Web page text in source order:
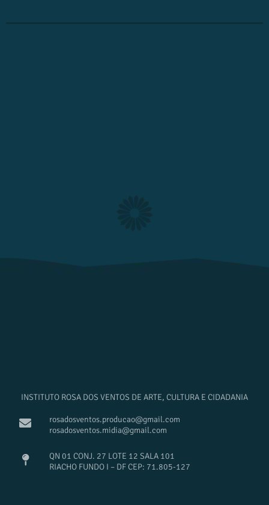
INSTITUTO ROSA DOS VENTOS DE ARTE, CULTURA E CIDADANIA
rosadosventos.producao@gmail.com
rosadosventos.midia@gmail.com
QN 01 CONJ. 27 LOTE 12 SALA 101
RIACHO FUNDO I – DF CEP: 71.805-127